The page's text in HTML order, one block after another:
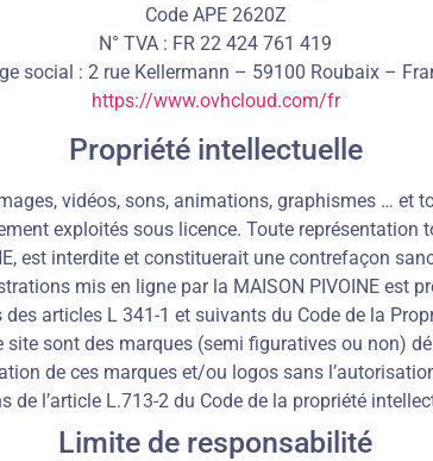
Code APE 2620Z
N° TVA : FR 22 424 761 419
social : 2 rue Kellermann – 59100 Roubaix –
https://www.ovhcloud.com/fr
Propriété intellectuelle
vidéos, sons, animations, graphismes … et
exploités sous licence. Toute
est interdite et constituerait une contrefaçon
mis en ligne par la MAISON PIVOINE est
articles L 341-1 et suivants du Code de la
sont des marques (semi figuratives ou non)
de ces marques et/ou logos sans
de l’article L.713-2 du Code de la propriété
Limite de responsabilité